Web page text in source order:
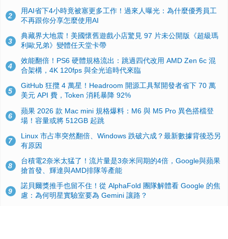
2
用AI省下4小時竟被塞更多工作！過來人曝光：為什麼優秀員工
不再跟你分享怎麼使用AI
3
典藏界大地震！美國懷舊遊戲小店驚見 97 片未公開版《超級瑪
利歐兄弟》變體任天堂卡帶
4
效能翻倍！PS6 硬體規格流出：跳過四代改用 AMD Zen 6c 混
合架構，4K 120fps 與全光追時代來臨
5
GitHub 狂攬 4 萬星！Headroom 開源工具幫開發者省下 70 萬
美元 API 費，Token 消耗暴降 92%
6
蘋果 2026 款 Mac mini 規格爆料：M6 與 M5 Pro 異色搭檔登
場！容量或將 512GB 起跳
7
Linux 市占率突然翻倍、Windows 跌破六成？最新數據背後恐另
有原因
8
台積電2奈米太猛了！流片量是3奈米同期的4倍，Google與蘋果
搶首發、輝達與AMD排隊等產能
9
諾貝爾獎推手也留不住！從 AlphaFold 團隊解體看 Google 的焦
慮：為何明星實驗室要為 Gemini 讓路？